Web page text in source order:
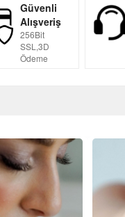
Güvenli
Alışveriş
256Bit
SSL,3D
Ödeme